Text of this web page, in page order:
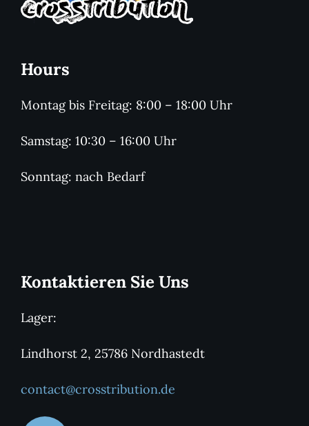
Hours
Montag bis Freitag: 8:00 – 18:00 Uhr
Samstag: 10:30 – 16:00 Uhr
Sonntag: nach Bedarf
Kontaktieren Sie Uns
Lager:
Lindhorst 2, 25786 Nordhastedt
contact@crosstribution.de